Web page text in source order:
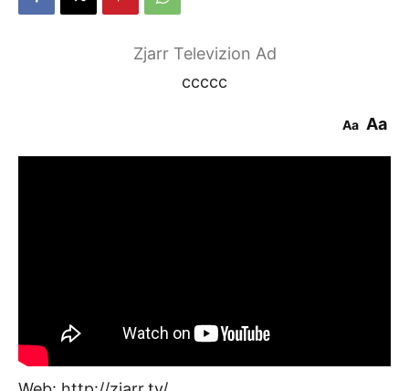
Zjarr Televizion Ad
ccccc
Aa Aa